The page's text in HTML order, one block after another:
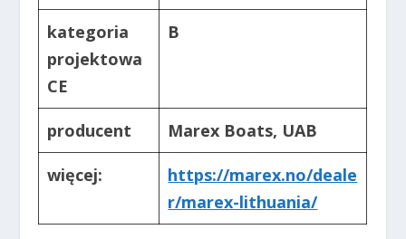
kategoria
projektowa
CE
B
producent Marex Boats, UAB
więcej:
https://marex.no/deale
r/marex-lithuania/